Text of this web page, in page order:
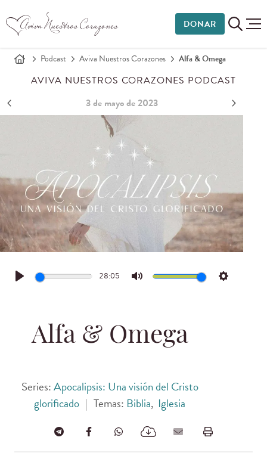
DONAR
Podcast Aviva Nuestros Corazones Alfa & Omega
AVIVA NUESTROS CORAZONES PODCAST
3 de mayo de 2023
Play
28:05
Mute Settings
Alfa & Omega
Series:Apocalipsis: Una visión del Cristo
glorificado | Temas: Biblia, Iglesia